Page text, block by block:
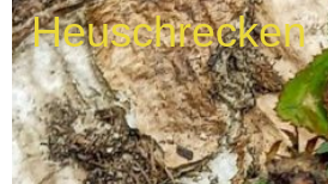
Heuschrecken